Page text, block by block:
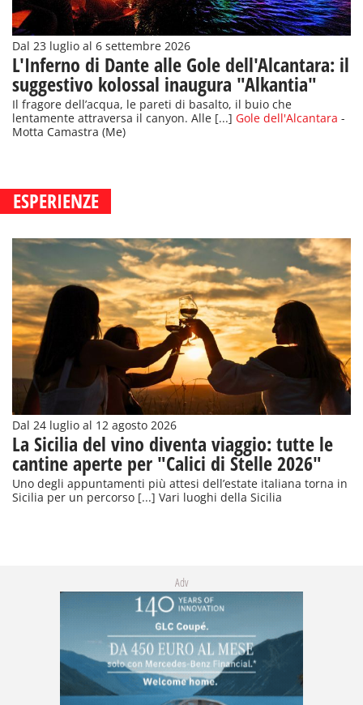
Dal 23 luglio al 6 settembre 2026
L'Inferno di Dante alle Gole dell'Alcantara: il
suggestivo kolossal inaugura "Alkantia"
Il fragore dell’acqua, le pareti di basalto, il buio che
lentamente attraversa il canyon. Alle [...] Gole dell'Alcantara -
Motta Camastra (Me)
ESPERIENZE
Dal 24 luglio al 12 agosto 2026
La Sicilia del vino diventa viaggio: tutte le
cantine aperte per "Calici di Stelle 2026"
Uno degli appuntamenti più attesi dell’estate italiana torna in
Sicilia per un percorso [...] Vari luoghi della Sicilia
Adv